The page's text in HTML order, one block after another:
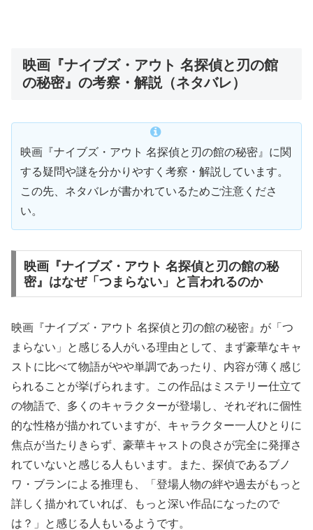
映画『ナイブズ・アウト 名探偵と刃の館
の秘密』の考察・解説（ネタバレ）
映画『ナイブズ・アウト 名探偵と刃の館の秘密』に関
する疑問や謎を分かりやすく考察・解説しています。
この先、ネタバレが書かれているためご注意くださ
い。
映画『ナイブズ・アウト 名探偵と刃の館の秘
密』はなぜ「つまらない」と言われるのか
映画『ナイブズ・アウト 名探偵と刃の館の秘密』が「つ
まらない」と感じる人がいる理由として、まず豪華なキャ
ストに比べて物語がやや単調であったり、内容が薄く感じ
られることが挙げられます。この作品はミステリー仕立て
の物語で、多くのキャラクターが登場し、それぞれに個性
的な性格が描かれていますが、キャラクター一人ひとりに
焦点が当たりきらず、豪華キャストの良さが完全に発揮さ
れていないと感じる人もいます。また、探偵であるブノ
ワ・ブランによる推理も、「登場人物の絆や過去がもっと
詳しく描かれていれば、もっと深い作品になったので
は？」と感じる人もいるようです。